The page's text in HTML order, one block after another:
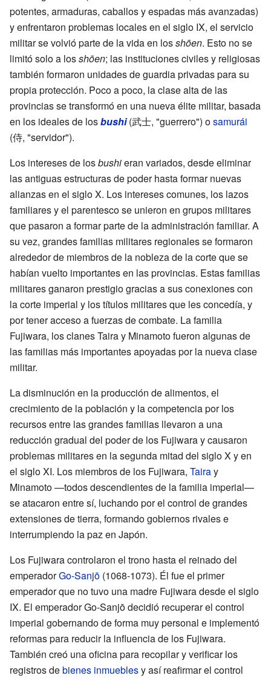
potentes, armaduras, caballos y espadas más avanzadas)
y enfrentaron problemas locales en el siglo IX, el servicio
militar se volvió parte de la vida en losshōen. Esto no se
limitó solo a losshōen; las instituciones civiles y religiosas
también formaron unidades de guardia privadas para su
propia protección. Poco a poco, la clase alta de las
provincias se transformó en una nueva élite militar, basada
en los ideales de losbushi(武士, "guerrero") osamurái
(侍, "servidor").
Los intereses de losbushieran variados, desde eliminar
las antiguas estructuras de poder hasta formar nuevas
alianzas en el siglo X. Los intereses comunes, los lazos
familiares y el parentesco se unieron en grupos militares
que pasaron a formar parte de la administración familiar. A
su vez, grandes familias militares regionales se formaron
alrededor de miembros de la nobleza de la corte que se
habían vuelto importantes en las provincias. Estas familias
militares ganaron prestigio gracias a sus conexiones con
la corte imperial y los títulos militares que les concedía, y
por tener acceso a fuerzas de combate. La familia
Fujiwara, los clanes Taira y Minamoto fueron algunas de
las familias más importantes apoyadas por la nueva clase
militar.
La disminución en la producción de alimentos, el
crecimiento de la población y la competencia por los
recursos entre las grandes familias llevaron a una
reducción gradual del poder de los Fujiwara y causaron
problemas militares en la segunda mitad del siglo X y en
el siglo XI. Los miembros de los Fujiwara, Tairay
Minamoto —todos descendientes de la familia imperial—
se atacaron entre sí, luchando por el control de grandes
extensiones de tierra, formando gobiernos rivales e
interrumpiendo la paz en Japón.
Los Fujiwara controlaron el trono hasta el reinado del
emperadorGo-Sanjō (1068-1073). Él fue el primer
emperador que no tuvo una madre Fujiwara desde el siglo
IX. El emperador Go-Sanjō decidió recuperar el control
imperial gobernando de forma muy personal e implementó
reformas para reducir la influencia de los Fujiwara.
También creó una oficina para recopilar y verificar los
registros debienes inmueblesy así reafirmar el control